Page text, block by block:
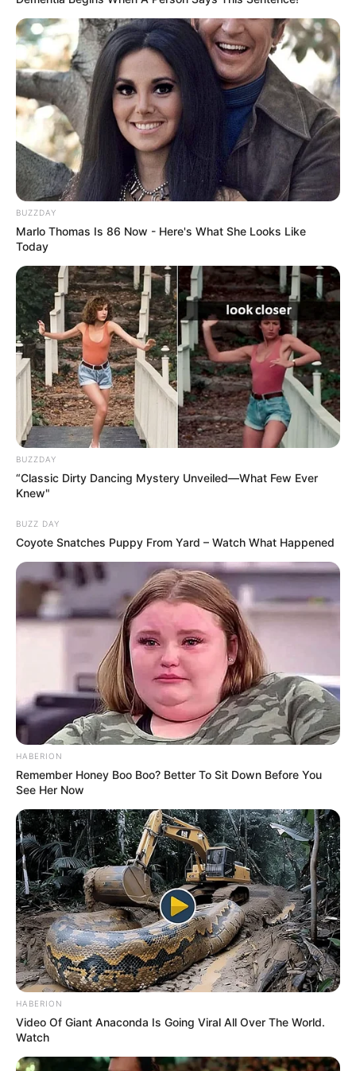
BUZZDAY
Marlo Thomas Is 86 Now - Here's What She Looks Like
Today
BUZZDAY
“Classic Dirty Dancing Mystery Unveiled—What Few Ever
Knew"
BUZZ DAY
Coyote Snatches Puppy From Yard – Watch What Happened
HABERION
Remember Honey Boo Boo? Better To Sit Down Before You
See Her Now
HABERION
Video Of Giant Anaconda Is Going Viral All Over The World.
Watch